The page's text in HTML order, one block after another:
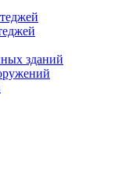
зданий